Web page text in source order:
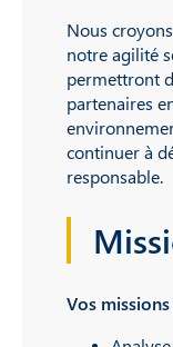
Nous
notre agilité
permettront
partenaires
continuer à
responsable.
Vos missions